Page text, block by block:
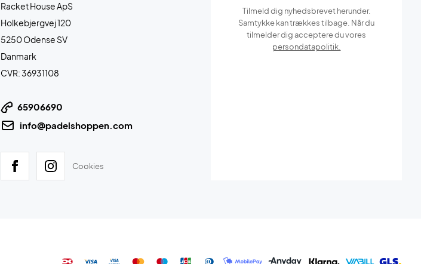
Racket House ApS
Holkebjergvej 120
5250 Odense SV
Danmark
CVR: 36931108
65906690
info@padelshoppen.com
Cookies
Tilmeld dig nyhedsbrevet herunder.
Samtykke kan trækkes tilbage. Når du
tilmelder dig acceptere du vores
persondatapolitik.